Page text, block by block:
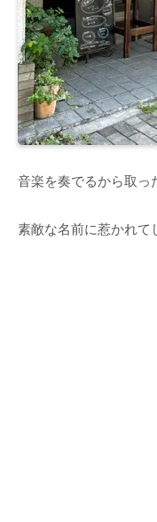
音楽を奏でるから取っ
素敵な名前に惹かれて